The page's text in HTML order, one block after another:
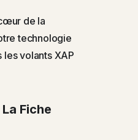
de la
technologie
volants XAP
Fiche